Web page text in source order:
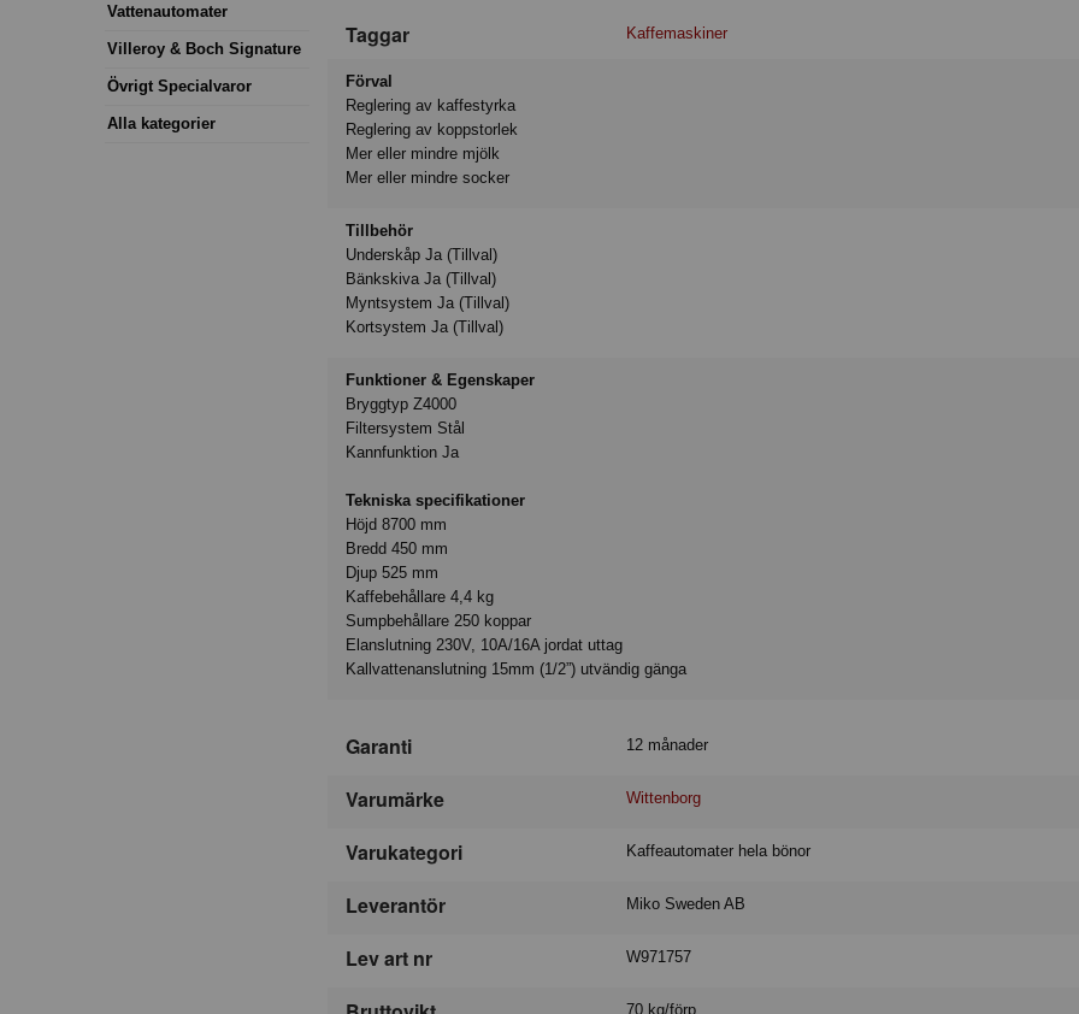
Vattenautomater
Villeroy & Boch Signature
Övrigt Specialvaror
Alla kategorier
Taggar Kaffemaskiner
Förval
Reglering av kaffestyrka
Reglering av koppstorlek
Mer eller mindre mjölk
Mer eller mindre socker
Tillbehör
Underskåp Ja (Tillval)
Bänkskiva Ja (Tillval)
Myntsystem Ja (Tillval)
Kortsystem Ja (Tillval)
Funktioner & Egenskaper
Bryggtyp Z4000
Filtersystem Stål
Kannfunktion Ja
Tekniska specifikationer
Höjd 8700 mm
Bredd 450 mm
Djup 525 mm
Kaffebehållare 4,4 kg
Sumpbehållare 250 koppar
Elanslutning 230V, 10A/16A jordat uttag
Kallvattenanslutning 15mm (1/2”) utvändig gänga
Garanti 12 månader
Varumärke Wittenborg
Varukategori Kaffeautomater hela bönor
Leverantör Miko Sweden AB
Lev art nr W971757
70 kg/förp